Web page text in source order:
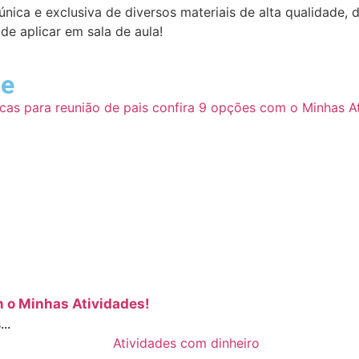
e exclusiva de diversos materiais de alta
aplicar em sala de aula!
o Minhas Atividades!